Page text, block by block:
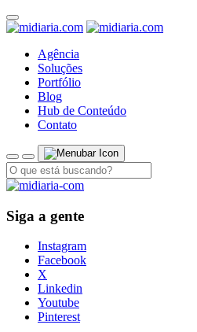
Agência
Soluções
Portfólio
Blog
Hub de Conteúdo
Contato
Siga a gente
Instagram
Facebook
X
Linkedin
Youtube
Pinterest